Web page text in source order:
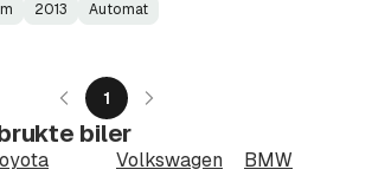
2013
Automat
1
biler
Volkswagen BMW